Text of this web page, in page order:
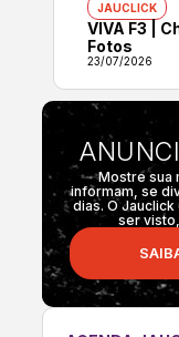
JAUCLICK
VIVA F3 |
Fotos
23/07/2026
Mostre sua
informam, se
dias. O
ser